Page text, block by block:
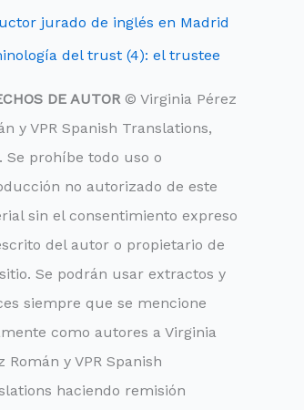
jurado de inglés en Madrid
del trust (4): el trustee
DE AUTOR© Virginia Pérez
y VPR Spanish Translations,
Se prohíbe todo uso o
no autorizado de este
sin el consentimiento expreso
del autor o propietario de
Se podrán usar extractos y
siempre que se mencione
como autores a Virginia
Román y VPR Spanish
haciendo remisión